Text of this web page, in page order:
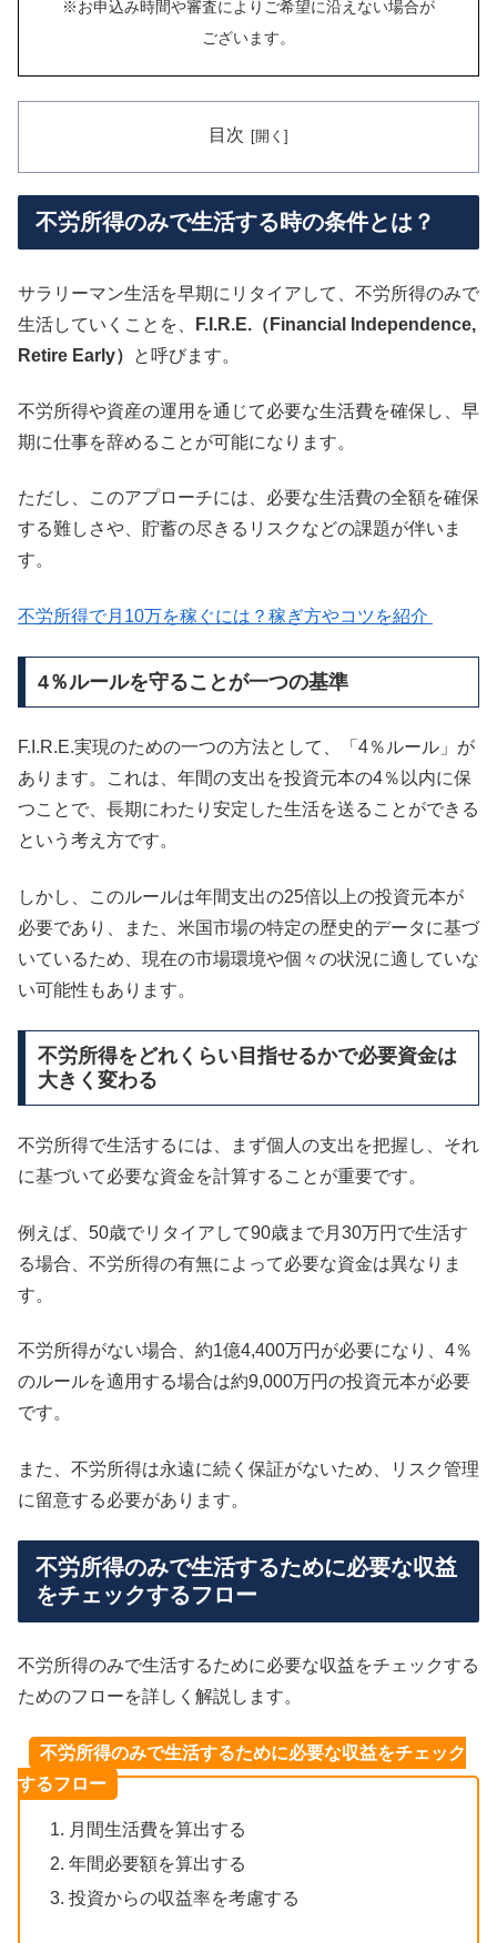
※お申込み時間や審査によりご希望に沿えない場合が
ございます。
目次
不労所得のみで生活する時の条件とは？
サラリーマン生活を早期にリタイアして、不労所得のみで
生活していくことを、
F.I.R.E.（Financial Independence,
Retire Early）
と呼びます。
不労所得や資産の運用を通じて必要な生活費を確保し、早
期に仕事を辞めることが可能になります。
ただし、このアプローチには、必要な生活費の全額を確保
する難しさや、貯蓄の尽きるリスクなどの課題が伴いま
す。
不労所得で月10万を稼ぐには？稼ぎ方やコツを紹介
4％ルールを守ることが一つの基準
F.I.R.E.実現のための一つの方法として、「4％ルール」が
あります。これは、年間の支出を投資元本の4％以内に保
つことで、長期にわたり安定した生活を送ることができる
という考え方です。
しかし、このルールは年間支出の25倍以上の投資元本が
必要であり、また、米国市場の特定の歴史的データに基づ
いているため、現在の市場環境や個々の状況に適していな
い可能性もあります。
不労所得をどれくらい目指せるかで必要資金は
大きく変わる
不労所得で生活するには、まず個人の支出を把握し、それ
に基づいて必要な資金を計算することが重要です。
例えば、50歳でリタイアして90歳まで月30万円で生活す
る場合、不労所得の有無によって必要な資金は異なりま
す。
不労所得がない場合、約1億4,400万円が必要になり、4％
のルールを適用する場合は約9,000万円の投資元本が必要
です。
また、不労所得は永遠に続く保証がないため、リスク管理
に留意する必要があります。
不労所得のみで生活するために必要な収益
をチェックするフロー
不労所得のみで生活するために必要な収益をチェックする
ためのフローを詳しく解説します。
不労所得のみで生活するために必要な収益をチェック
するフロー
月間生活費を算出する
年間必要額を算出する
投資からの収益率を考慮する